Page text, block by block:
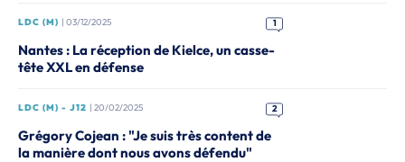
LDC (M) | 03/12/2025 1
Nantes : La réception de Kielce, un casse-
tête XXL en défense
LDC (M) - J12 | 20/02/2025 2
Grégory Cojean : "Je suis très content de
la manière dont nous avons défendu"